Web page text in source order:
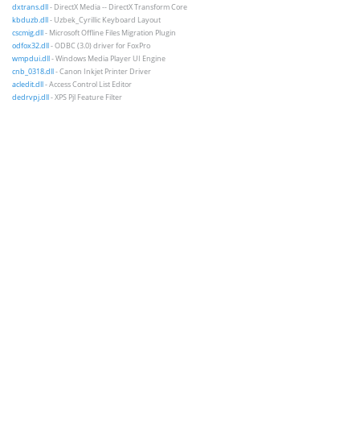
dxtrans.dll- DirectX Media -- DirectX Transform Core
kbduzb.dll- Uzbek_Cyrillic Keyboard Layout
cscmig.dll- Microsoft Offline Files Migration Plugin
odfox32.dll- ODBC (3.0) driver for FoxPro
wmpdui.dll- Windows Media Player UI Engine
cnb_0318.dll- Canon Inkjet Printer Driver
acledit.dll- Access Control List Editor
dedrvpj.dll- XPS Pjl Feature Filter